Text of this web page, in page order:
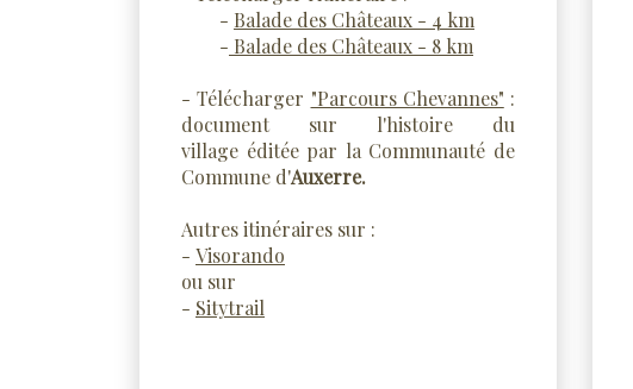
- Balade des Châteaux - 4 km
- Balade des Châteaux - 8 km
- Télécharger "Parcours Chevannes" :
document sur l'histoire du
village éditée par la Communauté de
Commune d'Auxerre.
Autres itinéraires sur :
- Visorando
ou sur
- Sitytrail